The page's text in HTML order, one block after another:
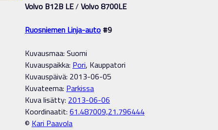
Volvo B12B LE/ Volvo 8700LE
Ruosniemen Linja-auto #9
Kuvausmaa: Suomi
Kuvauspaikka: Pori, Kauppatori
Kuvauspäivä: 2013-06-05
Kuvateema: Parkissa
Kuva lisätty: 2013-06-06
Koordinaatit: 61.487009,21.796444
© Kari Paavola